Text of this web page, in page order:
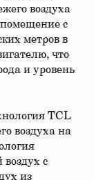
воздуха
помещение с
метров в
что
и уровень
TCL
воздуха на
с
из